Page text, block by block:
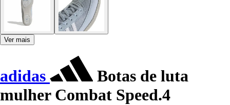
Ver mais
adidas
Botas de luta
mulher Combat Speed.4